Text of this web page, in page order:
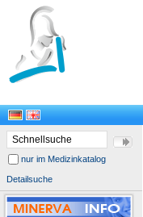
nur im Medizinkatalog
Detailsuche